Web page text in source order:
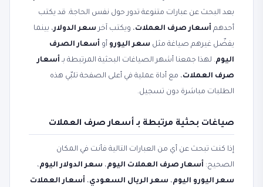
بعد البحث عن عبارات متنوعة تدور حول نفس الحاجة. قد يكتب
أحدهم أسعار صرف العملات، ويكتب آخر سعر الدولار، بينما
يفضّل غيرهم صياغة مثل سعر اليورو أو أسعار الصرف
اليوم. لهذا جمعنا أشهر الصياغات البحثية المرتبطة بـ أسعار
صرف العملات، مع أداة عملية في أعلى الصفحة تلبّي هذه
الطلبات مباشرة دون تسجيل.
صياغات بحثية مرتبطة بـ أسعار صرف العملات
إذا كنت تبحث عن أي من العبارات التالية فأنت في المكان
الصحيح: أسعار صرف العملات اليوم، سعر الدولار اليوم،
سعر اليورو اليوم، سعر الريال السعودي، أسعار العملات